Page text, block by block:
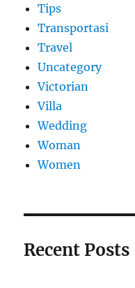
Tips
Transportasi
Travel
Uncategory
Victorian
Villa
Wedding
Woman
Women
Recent Posts